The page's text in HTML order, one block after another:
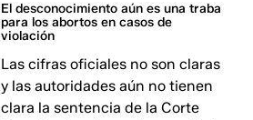
El desconocimiento aún es una traba
para los abortos en casos de
violación
Las cifras oficiales no son claras
y las autoridades aún no tienen
clara la sentencia de la Corte